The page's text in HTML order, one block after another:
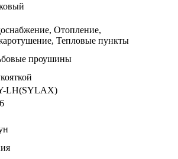
Отопление,
Тепловые пункты
проушины
LH(SYLAX)